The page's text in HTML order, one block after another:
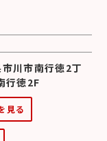
川市南行徳2丁
行徳2F
見る